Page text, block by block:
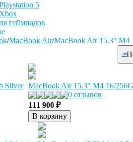
5
геймпадов
/MacBook Air/MacBook Air 15.3" M4
Silver
MacBook Air 15.3" M4 16/
0 отзывов
111 900 ₽
В корзину